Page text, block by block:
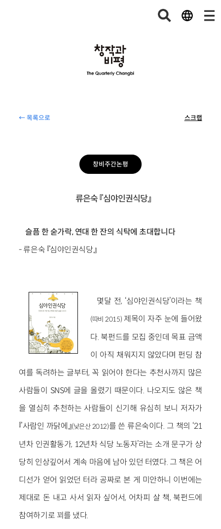
← 목록으로 스크랩
창비주간논평
류은숙 『심야인권식당』
슬픔 한 숟가락, 연대 한 잔의 식탁에 초대합니다
- 류은숙 『심야인권식당』
몇달 전, ‘심야인권식당’이라는 책
(따비 2015) 제목이 자주 눈에 들어왔
다. 북펀드를 모집 중인데 목표 금액
이 아직 채워지지 않았다며 펀딩 참
여를 독려하는 글부터, 꼭 읽어야 한다는 추천사까지 많은
사람들이 SNS에 글을 올렸기 때문이다. 나오지도 않은 책
을 열심히 추천하는 사람들이 신기해 유심히 보니 저자가
『사람인 까닭에』(낮은산 2012)를 쓴 류은숙이다. 그 책의 ‘21
년차 인권활동가, 12년차 식당 노동자’라는 소개 문구가 상
당히 인상깊어서 계속 마음에 남아 있던 터였다. 그 책은 어
디선가 얻어 읽었던 터라 공짜로 본 게 미안하니 이번에는
제대로 돈 내고 사서 읽자 싶어서, 어차피 살 책, 북펀드에
참여하기로 꾀를 냈다.